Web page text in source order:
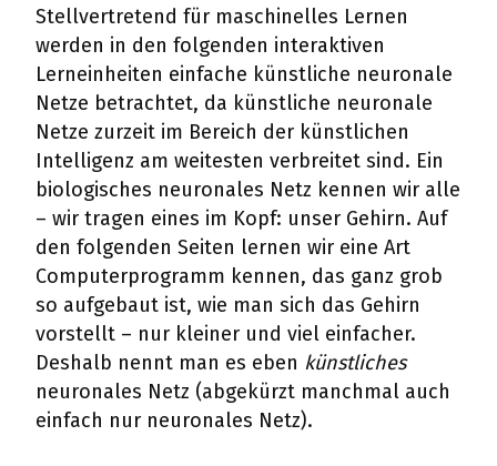
Stellvertretend für maschinelles Lernen
werden in den folgenden interaktiven
Lerneinheiten einfache künstliche neuronale
Netze betrachtet, da künstliche neuronale
Netze zurzeit im Bereich der künstlichen
Intelligenz am weitesten verbreitet sind. Ein
biologisches neuronales Netz kennen wir alle
– wir tragen eines im Kopf: unser Gehirn. Auf
den folgenden Seiten lernen wir eine Art
Computerprogramm kennen, das ganz grob
so aufgebaut ist, wie man sich das Gehirn
vorstellt – nur kleiner und viel einfacher.
Deshalb nennt man es eben künstliches
neuronales Netz (abgekürzt manchmal auch
einfach nur neuronales Netz).